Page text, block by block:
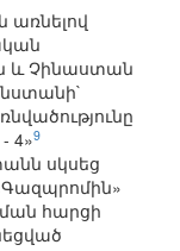
առնելով
և Չինաստան
4»9
սկսեց
հարցի